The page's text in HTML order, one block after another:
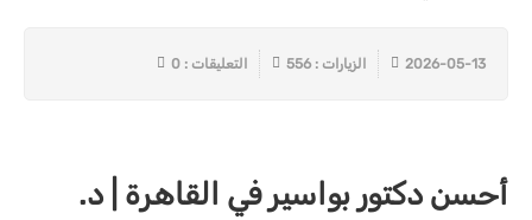
2026-05-13 الزيارات : 556 التعليقات : 0
أحسن دكتور بواسير في القاهرة | د.